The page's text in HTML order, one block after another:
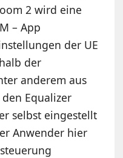
2 wird eine
– App
der UE
der
anderem aus
Equalizer
selbst eingestellt
Anwender hier